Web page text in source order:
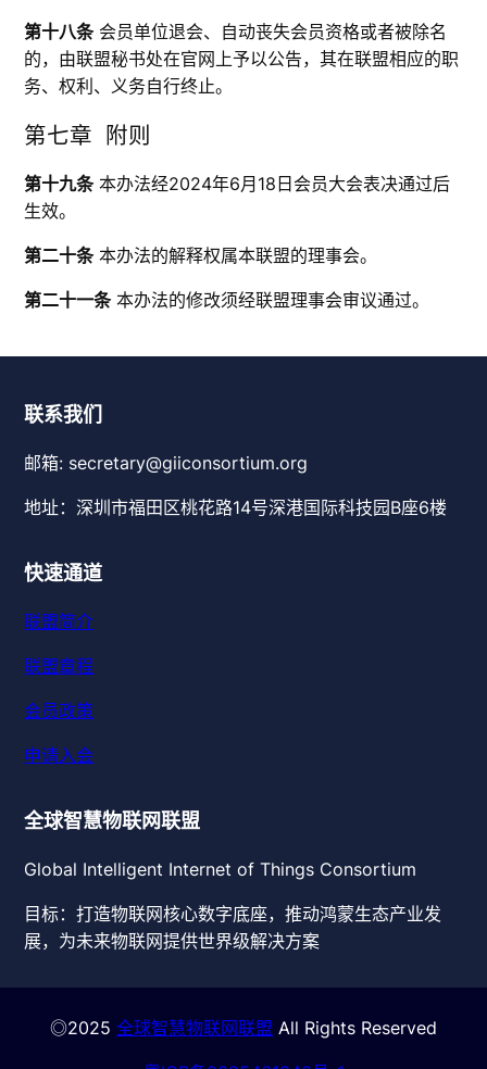
第十八条会员单位退会、自动丧失会员资格或者被除名
的，由联盟秘书处在官网上予以公告，其在联盟相应的职
务、权利、义务自行终止。
第七章 附则
第十九条本办法经2024年6月18日会员大会表决通过后
生效。
第二十条本办法的解释权属本联盟的理事会。
第二十一条本办法的修改须经联盟理事会审议通过。
联系我们
邮箱: secretary@giiconsortium.org
地址：深圳市福田区桃花路14号深港国际科技园B座6楼
快速通道
联盟简介
联盟章程
会员政策
申请入会
全球智慧物联网联盟
Global Intelligent Internet of Things Consortium
目标：打造物联网核心数字底座，推动鸿蒙生态产业发
展，为未来物联网提供世界级解决方案
◎2025 全球智慧物联网联盟 All Rights Reserved